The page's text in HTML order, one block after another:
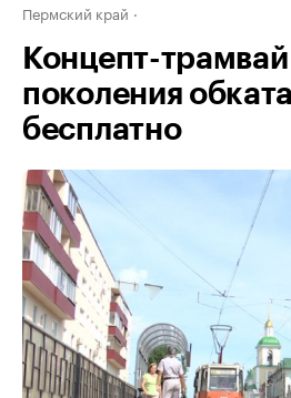
Пермский край
Концепт-
поколения
бесплатно